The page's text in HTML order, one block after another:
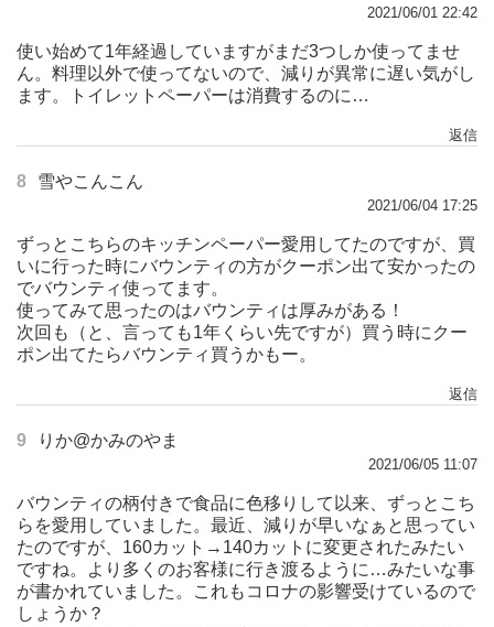
2021/06/01 22:42
使い始めて1年経過していますがまだ3つしか使ってませ
ん。料理以外で使ってないので、減りが異常に遅い気がし
ます。トイレットペーパーは消費するのに…
返信
8 雪やこんこん
2021/06/04 17:25
ずっとこちらのキッチンペーパー愛用してたのですが、買
いに行った時にバウンティの方がクーポン出て安かったの
でバウンティ使ってます。
使ってみて思ったのはバウンティは厚みがある！
次回も（と、言っても1年くらい先ですが）買う時にクー
ポン出てたらバウンティ買うかもー。
返信
9 りか@かみのやま
2021/06/05 11:07
バウンティの柄付きで食品に色移りして以来、ずっとこち
らを愛用していました。最近、減りが早いなぁと思ってい
たのですが、160カット→140カットに変更されたみたい
ですね。より多くのお客様に行き渡るように…みたいな事
が書かれていました。これもコロナの影響受けているので
しょうか？